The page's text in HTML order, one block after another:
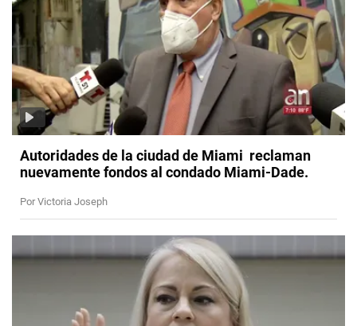
Autoridades de la ciudad de Miami reclaman
nuevamente fondos al condado Miami-Dade.
Por Victoria Joseph